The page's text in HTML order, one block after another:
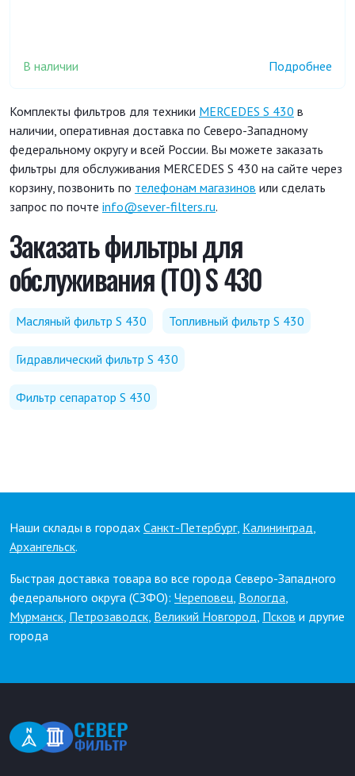
В наличии Подробнее
Комплекты фильтров для техники MERCEDES S 430 в
наличии, оперативная доставка по Северо-Западному
федеральному округу и всей России. Вы можете заказать
фильтры для обслуживания MERCEDES S 430 на сайте через
корзину, позвонить по телефонам магазинов или сделать
запрос по почте info@sever-filters.ru.
Заказать фильтры для
обслуживания (ТО) S 430
Масляный фильтр S 430 Топливный фильтр S 430
Гидравлический фильтр S 430
Фильтр сепаратор S 430
Наши склады в городах Санкт-Петербург, Калининград,
Архангельск.
Быстрая доставка товара во все города Северо-Западного
федерального округа (СЗФО): Череповец, Вологда,
Мурманск, Петрозаводск, Великий Новгород, Псков и другие
города